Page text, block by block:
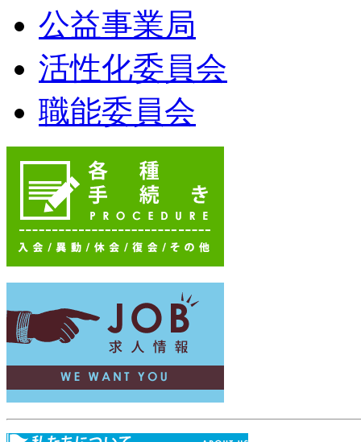
公益事業局
活性化委員会
職能委員会